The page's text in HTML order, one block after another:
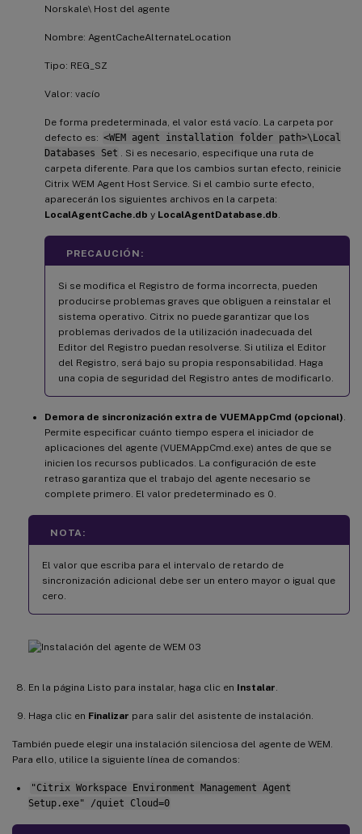
Norskale\ Host del agente
Nombre: AgentCacheAlternateLocation
Tipo: REG_SZ
Valor: vacío
De forma predeterminada, el valor está vacío. La carpeta por
defecto es: <WEM agent installation folder path>\Local
Databases Set
. Si es necesario, especifique una ruta de
carpeta diferente. Para que los cambios surtan efecto, reinicie
Citrix WEM Agent Host Service. Si el cambio surte efecto,
aparecerán los siguientes archivos en la carpeta:
LocalAgentCache.db y LocalAgentDatabase.db
PRECAUCIÓN:
Si se modifica el Registro de forma incorrecta, pueden
producirse problemas graves que obliguen a reinstalar el
sistema operativo. Citrix no puede garantizar que los
problemas derivados de la utilización inadecuada del
Editor del Registro puedan resolverse. Si utiliza el Editor
del Registro, será bajo su propia responsabilidad. Haga
una copia de seguridad del Registro antes de modificarlo.
Demora de sincronización extra de VUEMAppCmd (opcional)
Permite especificar cuánto tiempo espera el iniciador de
aplicaciones del agente (VUEMAppCmd.exe) antes de que se
inicien los recursos publicados. La configuración de este
retraso garantiza que el trabajo del agente necesario se
complete primero. El valor predeterminado es 0.
NOTA:
El valor que escriba para el intervalo de retardo de
sincronización adicional debe ser un entero mayor o igual que
cero.
En la página Listo para instalar, haga clic en Instalar
Haga clic en Finalizar para salir del asistente de instalación.
También puede elegir una instalación silenciosa del agente de WEM.
Para ello, utilice la siguiente línea de comandos:
"Citrix Workspace Environment Management Agent
Setup.exe" /quiet Cloud=0